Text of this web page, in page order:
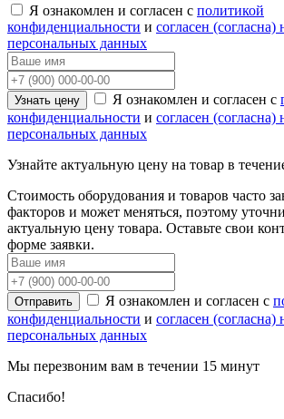
Я ознакомлен и согласен с политикой
конфиденциальности и согласен
персональных данных
Узнать цену Я ознакомлен и согласен с
конфиденциальности и согласен
персональных данных
Узнайте актуальную цену на товар в
Стоимость оборудования и товаров часто
факторов и может меняться, поэтому
актуальную цену товара. Оставьте свои
форме заявки.
Отправить Я ознакомлен и согласен с
конфиденциальности и согласен
персональных данных
Мы перезвоним вам в течении 15 минут
Спасибо!